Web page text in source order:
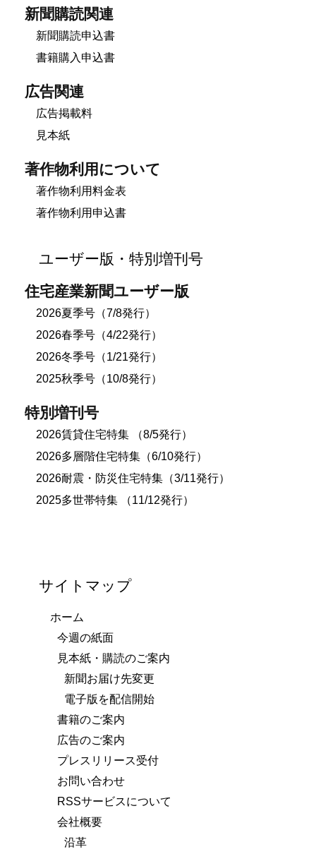
新聞購読関連
新聞購読申込書
書籍購入申込書
広告関連
広告掲載料
見本紙
著作物利用について
著作物利用料金表
著作物利用申込書
ユーザー版・特別増刊号
住宅産業新聞ユーザー版
2026夏季号（7/8発行）
2026春季号（4/22発行）
2026冬季号（1/21発行）
2025秋季号（10/8発行）
特別増刊号
2026賃貸住宅特集 （8/5発行）
2026多層階住宅特集（6/10発行）
2026耐震・防災住宅特集（3/11発行）
2025多世帯特集 （11/12発行）
サイトマップ
ホーム
今週の紙面
見本紙・購読のご案内
新聞お届け先変更
電子版を配信開始
書籍のご案内
広告のご案内
プレスリリース受付
お問い合わせ
RSSサービスについて
会社概要
沿革